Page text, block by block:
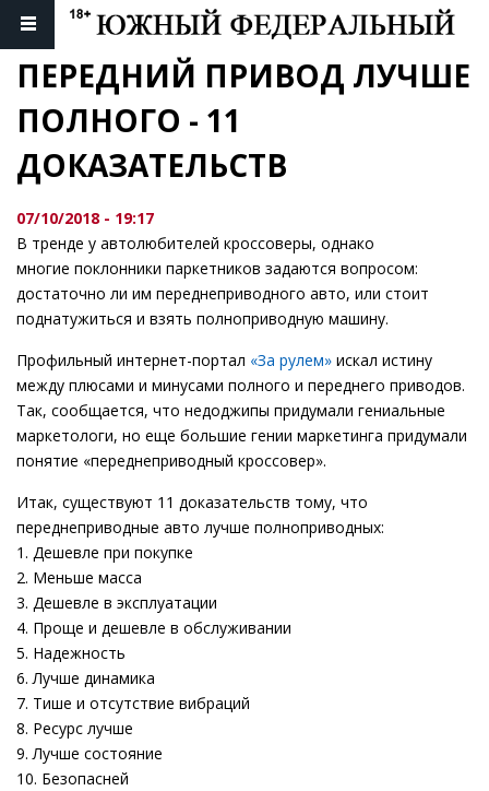
ПЕРЕДНИЙ ПРИВОД ЛУЧШЕ
ПОЛНОГО - 11
ДОКАЗАТЕЛЬСТВ
07/10/2018 - 19:17
В тренде у автолюбителей кроссоверы, однако
многие поклонники паркетников задаются вопросом:
достаточно ли им переднеприводного авто, или стоит
поднатужиться и взять полноприводную машину.
Профильный интернет-портал «За рулем» искал истину
между плюсами и минусами полного и переднего приводов.
Так, сообщается, что недоджипы придумали гениальные
маркетологи, но еще большие гении маркетинга придумали
понятие «переднеприводный кроссовер».
Итак, существуют 11 доказательств тому, что
переднеприводные авто лучше полноприводных:
1. Дешевле при покупке
2. Меньше масса
3. Дешевле в эксплуатации
4. Проще и дешевле в обслуживании
5. Надежность
6. Лучше динамика
7. Тише и отсутствие вибраций
8. Ресурс лучше
9. Лучше состояние
10. Безопасней